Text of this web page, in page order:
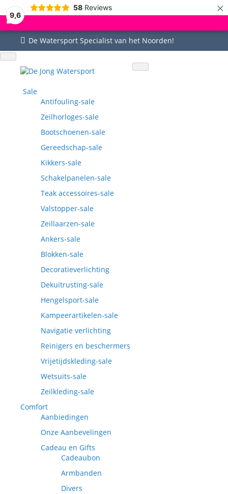
9,6
58 Reviews ×
De Watersport Specialist van het Noorden!
Uitstekende service
Sale
Antifouling-sale
Zeilhorloges-sale
Bootschoenen-sale
Gereedschap-sale
Kikkers-sale
Schakelpanelen-sale
Teak accessoires-sale
Valstopper-sale
Zeillaarzen-sale
Ankers-sale
Blokken-sale
Decoratieverlichting
Dekuitrusting-sale
Hengelsport-sale
Kampeerartikelen-sale
Navigatie verlichting
Reinigers en beschermers
Vrijetijdskleding-sale
Wetsuits-sale
Zeilkleding-sale
Comfort
Aanbiedingen
Onze Aanbevelingen
Cadeau en Gifts
Cadeaubon
Armbanden
Divers